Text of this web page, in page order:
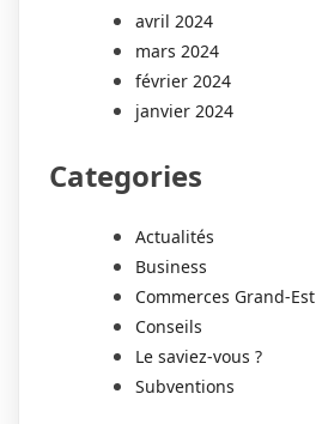
avril 2024
mars 2024
février 2024
janvier 2024
Categories
Actualités
Business
Commerces Grand-Est
Conseils
Le saviez-vous ?
Subventions